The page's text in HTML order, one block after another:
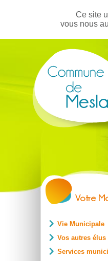
Ce site
vous nous
Vie Municipale
Vos autres élus
Services